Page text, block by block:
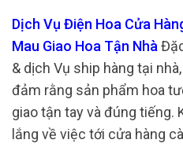
Dịch Vụ Điện Hoa Cửa
Mau Giao Hoa Tận Nhà
& dịch Vụ ship hàng tại
đảm rằng sản phẩm hoa
giao tận tay và đúng tiếng.
lắng về việc tới cửa hàng